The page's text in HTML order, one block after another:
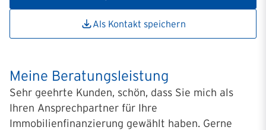
Als Kontakt speichern
Meine Beratungsleistung
Sehr geehrte Kunden, schön, dass Sie mich als
Ihren Ansprechpartner für Ihre
Immobilienfinanzierung gewählt haben. Gerne